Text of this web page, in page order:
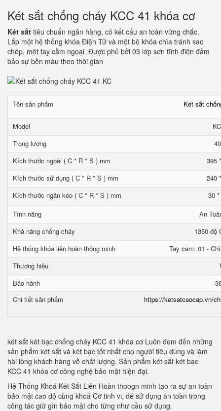
Két sắt chống cháy KCC 41 khóa cơ
Két sắt tiêu chuẩn ngân hàng, có kết cấu an toàn vững chắc.
Lắp một hệ thống khóa Điện Tử và một bộ khóa chìa tránh sao
chép, một tay cầm ngoại Được phủ bởi 03 lớp sơn tĩnh điện đảm
bảo sự bền màu theo thời gian
Tên sản phẩm Két sắt
Model
Trọng lượng
Kích thước ngoài ( C * R * S ) mm
395
Kích thước sử dụng ( C * R * S ) mm
240
Kích thước ngăn kéo ( C * R * S ) mm
30
Tính năng
An
Khả năng chống cháy
1350 độ
Hệ thống khóa liên hoàn thông minh
Tay cầm: 01 -
Thương hiệu
Bảo hành
Chi tiết sản phẩm
https://ketsatcaocap.vn/
két sắt két bạc chống cháy KCC 41 khóa cơ Luôn đem đến những
sản phẩm két sắt và két bạc tốt nhất cho người tiêu dùng và làm
hài lòng khách hàng về chất lượng. Sản phẩm két sắt két bạc
KCC 41 khóa cơ công nghệ bảo mật hiện đại.
Hệ Thống Khoá Két Sắt Liên Hoàn thoogn minh tạo ra sự an toàn
bảo mật cao độ cùng khoá Cơ tinh vi, dễ sử dụng an toàn trong
công tác giữ gìn bảo mật cho từng như cầu sử dụng.